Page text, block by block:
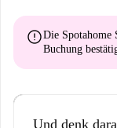
errorDie Spotahome
Buchung
Und denk